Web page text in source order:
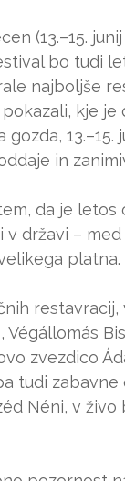
(13.–15. junij
bo tudi
najboljše
kje
in
da je letos
državi –
platna.
zvezdico
tudi
Néni, v